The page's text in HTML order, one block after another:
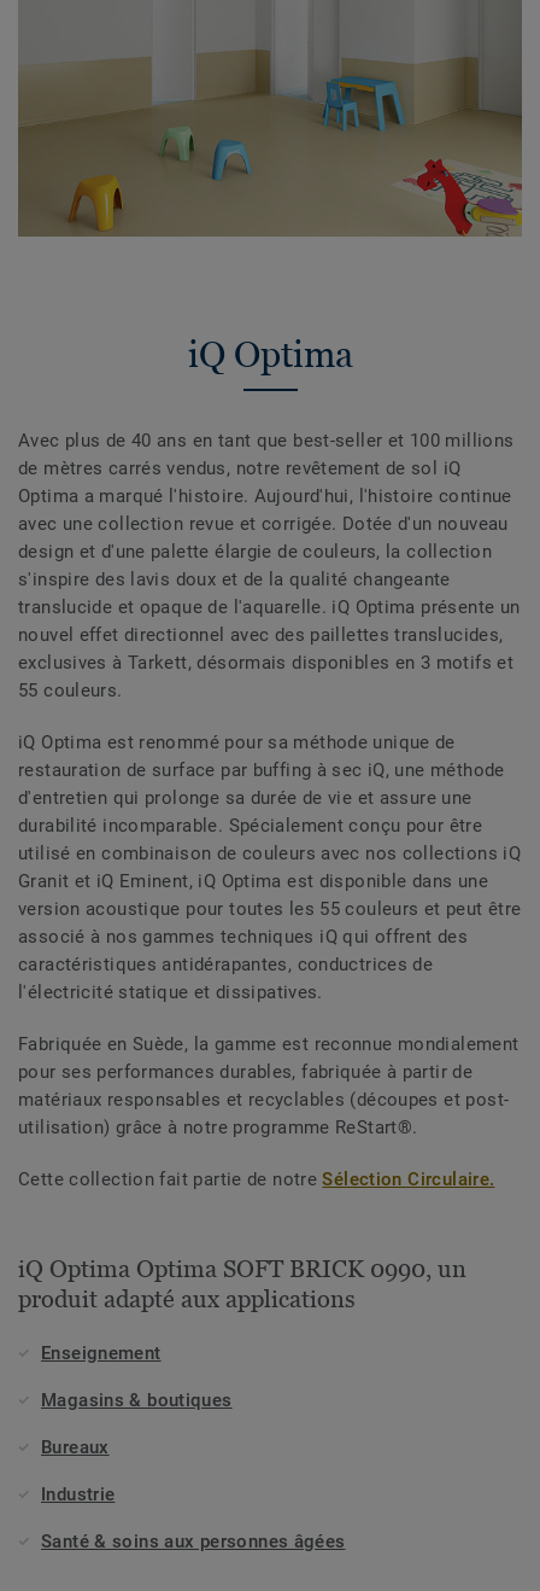
iQ Optima
Avec plus de 40 ans en tant que best-seller et 100 millions
de mètres carrés vendus, notre revêtement de sol iQ
Optima a marqué l'histoire. Aujourd'hui, l'histoire continue
avec une collection revue et corrigée. Dotée d'un nouveau
design et d'une palette élargie de couleurs, la collection
s'inspire des lavis doux et de la qualité changeante
translucide et opaque de l'aquarelle. iQ Optima présente un
nouvel effet directionnel avec des paillettes translucides,
exclusives à Tarkett, désormais disponibles en 3 motifs et
55 couleurs.
iQ Optima est renommé pour sa méthode unique de
restauration de surface par buffing à sec iQ, une méthode
d'entretien qui prolonge sa durée de vie et assure une
durabilité incomparable. Spécialement conçu pour être
utilisé en combinaison de couleurs avec nos collections iQ
Granit et iQ Eminent, iQ Optima est disponible dans une
version acoustique pour toutes les 55 couleurs et peut être
associé à nos gammes techniques iQ qui offrent des
caractéristiques antidérapantes, conductrices de
l'électricité statique et dissipatives.
Fabriquée en Suède, la gamme est reconnue mondialement
pour ses performances durables, fabriquée à partir de
matériaux responsables et recyclables (découpes et post-
utilisation) grâce à notre programme ReStart®.
Cette collection fait partie de notreSélection Circulaire.
iQ Optima Optima SOFT BRICK 0990, un
produit adapté aux applications
Enseignement
Magasins & boutiques
Bureaux
Industrie
Santé & soins aux personnes âgées